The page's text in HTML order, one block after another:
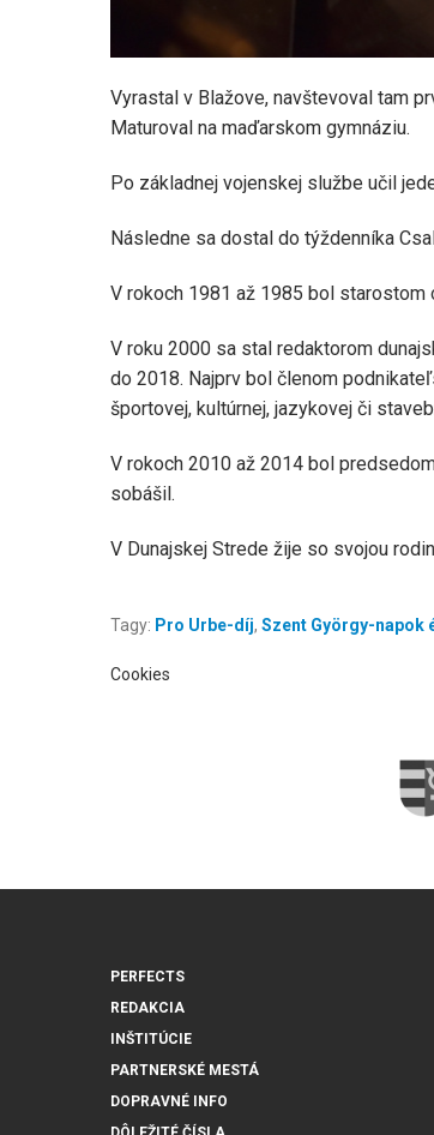
Vyrastal v Blažove, navštevoval tam
Maturoval na maďarskom gymnáziu.
Po základnej vojenskej službe učil
Následne sa dostal do týždenníka
V rokoch 1981 až 1985 bol starostom
V roku 2000 sa stal redaktorom
do 2018. Najprv bol členom
športovej, kultúrnej, jazykovej či
V rokoch 2010 až 2014 bol
sobášil.
V Dunajskej Strede žije so svojou
Tagy: Pro Urbe-díj, Szent György-napok
Cookies
PERFECTS
REDAKCIA
INŠTITÚCIE
PARTNERSKÉ MESTÁ
DOPRAVNÉ INFO